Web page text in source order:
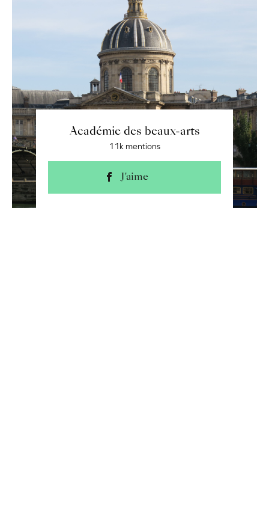
Académie des beaux-arts
11k mentions
J'aime